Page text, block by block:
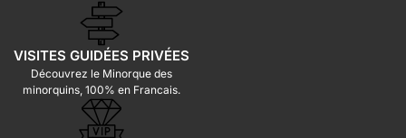
VISITES GUIDÉES PRIVÉES
Découvrez le Minorque des
minorquins, 100% en Francais.